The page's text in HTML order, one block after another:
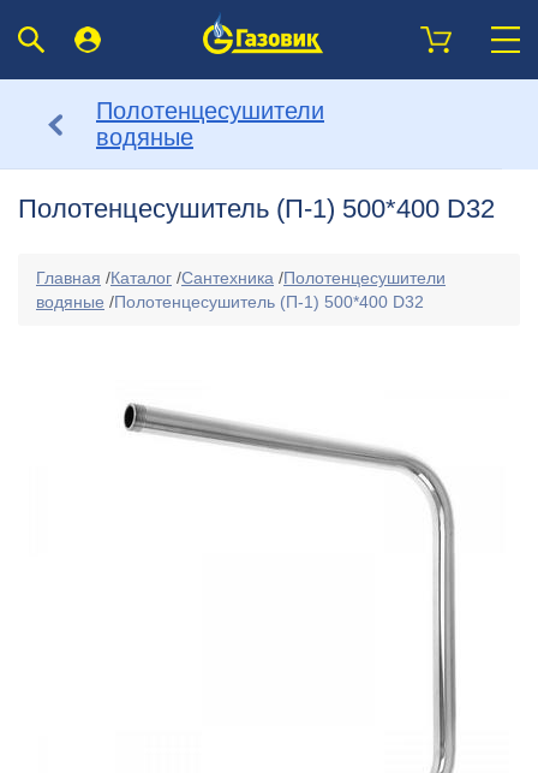
Полотенцесушители
водяные
Полотенцесушитель (П-1) 500*400 D32
Главная /Каталог /Сантехника /Полотенцесушители
водяные /Полотенцесушитель (П-1) 500*400 D32